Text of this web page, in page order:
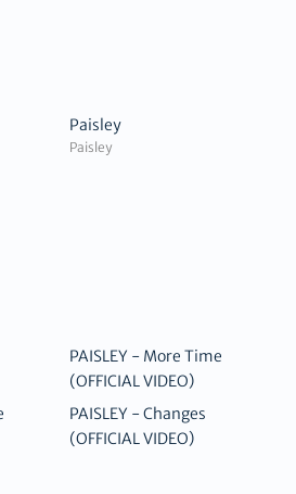
Paisley
Paisley
PAISLEY - More Time
(OFFICIAL VIDEO)
PAISLEY - Changes
(OFFICIAL VIDEO)